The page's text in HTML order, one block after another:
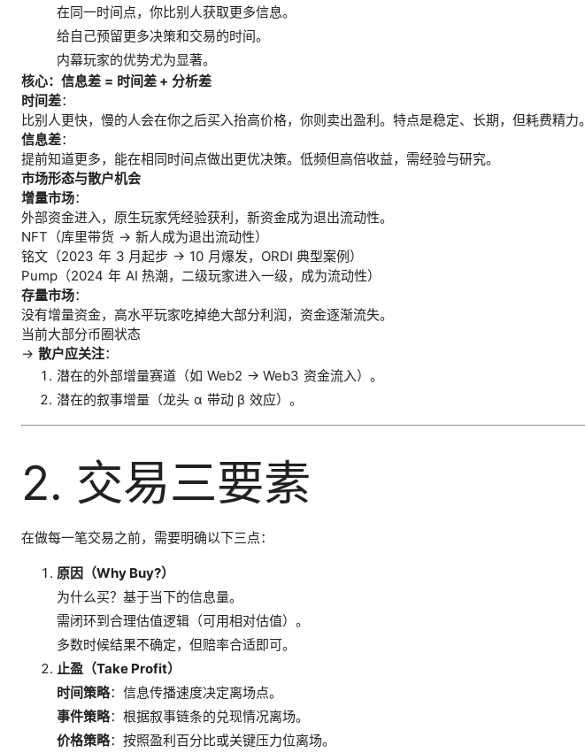
在同一时间点，你比别人获取更多信息。
给自己预留更多决策和交易的时间。
内幕玩家的优势尤为显著。
核心：信息差 = 时间差 + 分析差
时间差：
比别人更快，慢的人会在你之后买入抬高价格，你则卖出盈利。特点是稳定、长期，但耗费精力。
信息差：
提前知道更多，能在相同时间点做出更优决策。低频但高倍收益，需经验与研究。
市场形态与散户机会
增量市场：
外部资金进入，原生玩家凭经验获利，新资金成为退出流动性。
NFT（库里带货 → 新人成为退出流动性）
铭文（2023 年 3 月起步 → 10 月爆发，ORDI 典型案例）
Pump（2024 年 AI 热潮，二级玩家进入一级，成为流动性）
存量市场：
没有增量资金，高水平玩家吃掉绝大部分利润，资金逐渐流失。
当前大部分币圈状态
→ 散户应关注：
潜在的外部增量赛道（如 Web2 → Web3 资金流入）。
潜在的叙事增量（龙头 α 带动 β 效应）。
2. 交易三要素
在做每一笔交易之前，需要明确以下三点：
原因（Why Buy?）
为什么买？基于当下的信息量。
需闭环到合理估值逻辑（可用相对估值）。
多数时候结果不确定，但赔率合适即可。
止盈（Take Profit）
时间策略：信息传播速度决定离场点。
事件策略：根据叙事链条的兑现情况离场。
价格策略：按照盈利百分比或关键压力位离场。